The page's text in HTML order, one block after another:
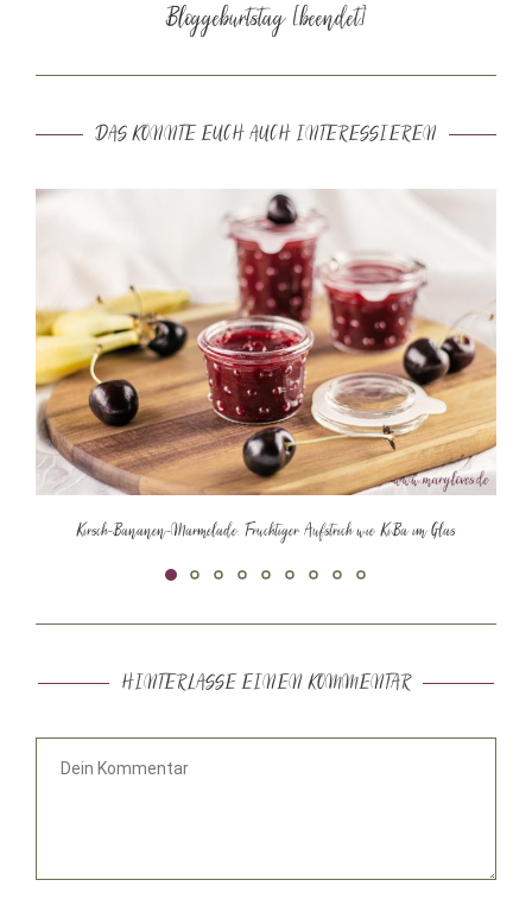
Bloggeburtstag [beendet]
DAS KÖNNTE EUCH AUCH INTERESSIEREN
Kirsch-Bananen-Marmelade: Fruchtiger Aufstrich wie KiBa im Glas
HINTERLASSE EINEN KOMMENTAR